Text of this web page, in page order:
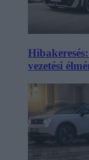
vezetési